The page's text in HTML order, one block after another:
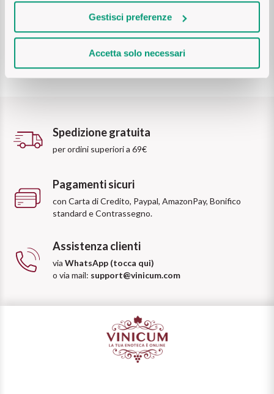
Gestisci preferenze
Accetta solo necessari
Sicilia
Trentino
Veneto
Casali 1900
PROVENIENZA
Vini Emiliani
Vini Laziali
Vini Piemontesi
Aggiungi Aggiungi
Spedizione gratuita
per ordini superiori a 69€
Pagamenti sicuri
con Carta di Credito, Paypal, AmazonPay, Bonifico
standard e Contrassegno.
Assistenza clienti
via WhatsApp (tocca qui)
o via mail: support@vinicum.com